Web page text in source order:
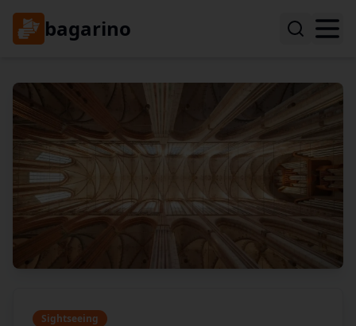
bagarino
Sightseeing